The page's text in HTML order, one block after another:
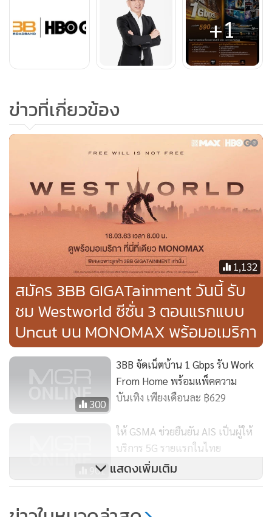
ลูกค้า Gigafiber ทุกรายสามารถอัพเกรดเป็นแพ็กเกจ
Gigatainment เริ่มต้น 629 บาท (จ่ายเพิ่มเพียง 39 บาท) ก็
สามารถเต็มอิ่มกับความบันเทิงระดับพรีเมี่ยมได้ทันที ทั้งหนัง
และซีรีส์จาก HBO GO (ปกติมูลค่า 149 บาท) รวมถึง Monomax
ผ่านบริการ OKE (ปกติมูลค่า 99 บาท)
และภายในไตรมาส 3 นี้ ลูกค้าจะได้รับชมช่องภาพยนตร์และซีรีส์
ระดับพรีเมี่ยม เช่น ช่อง HBO, HBO family, HBO Hits, HBO
Signature, Cinemax, Red by HBO และช่องข่าว กีฬา สารคดี
อีกมากมาย ผ่านทางระบบ IPTV พร้อมเสริฟ์ความบันเทิงให้กับ
ทุกคนในครอบครัว จากทาง 3BB TV ที่นี่ที่เดียว เท่านั้น
นับจากนี้ 3BB จะรุกก้าวสู่บทบาทของ Telecom & Media
Company ที่มีจุดแข็งด้านเน็ตเวิร์คและคอนเทนต์บันเทิงระดับ
โลกอย่างเต็มรูปแบบ ลูกค้า 3BB ได้รับบริการเสริมที่ตรงใจกับ
แพ็กเกจใหม่ “Gigafiber” และ “Gigatainment” ความเร็วเริ่ม
ต้นที่ 1 Gbps. สมัครและลงทะเบียนได้แล้ววันนี้ และพร้อมใช้
บริการ HBO GO วันที่ 30 มีนาคม 2563 สำหรับลูกค้าที่ใช้บริการ
+1
ข่าวที่เกี่ยวข้อง
1,132
สมัคร 3BB GIGATainment วันนี้ รับ
ชม Westworld ซีซั่น 3 ตอนแรกแบบ
Uncut บน MONOMAX พร้อมอเมริกา
300
3BB จัดเน็ตบ้าน 1 Gbps รับ Work
From Home พร้อมแพ็คความ
บันเทิง เพียงเดือนละ ฿629
901
ให้ GSMA ช่วยยืนยัน AIS เป็นผู้ให้
บริการ 5G รายแรกในไทย
ปี 62 กลุ่มทรูทำกำไร 5.6 พันล้าน
แสดงเพิ่มเติม